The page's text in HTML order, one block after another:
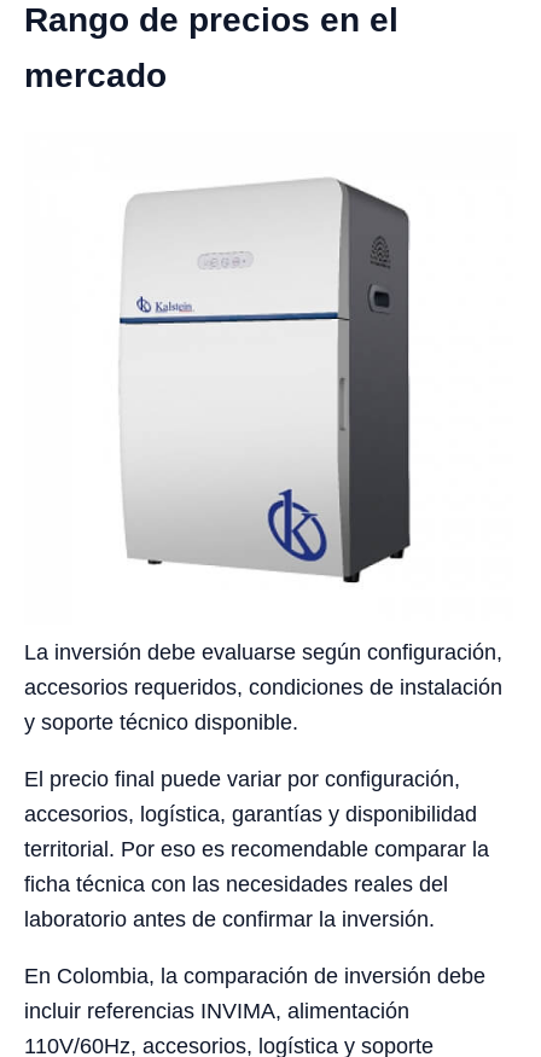
Rango de precios en el
mercado
La inversión debe evaluarse según configuración,
accesorios requeridos, condiciones de instalación
y soporte técnico disponible.
El precio final puede variar por configuración,
accesorios, logística, garantías y disponibilidad
territorial. Por eso es recomendable comparar la
ficha técnica con las necesidades reales del
laboratorio antes de confirmar la inversión.
En Colombia, la comparación de inversión debe
incluir referencias INVIMA, alimentación
110V/60Hz, accesorios, logística y soporte